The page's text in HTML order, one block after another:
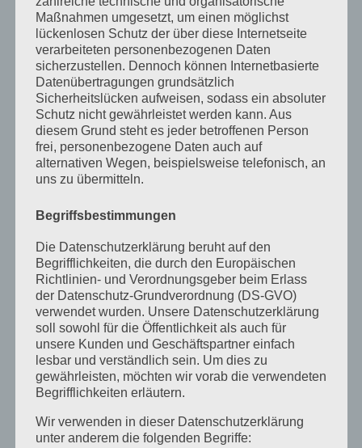
Juli 2023
Juni 2023
Mai 2023
April 2023
März 2023
Februar 2023
Oktober 2022
September 2022
August 2022
Juli 2022
April 2022
Januar 2022
Maßnahmen umgesetzt, um einen möglichst
lückenlosen Schutz der über diese Internetseite
verarbeiteten personenbezogenen Daten
sicherzustellen. Dennoch können Internetbasierte
Datenübertragungen grundsätzlich
Sicherheitslücken aufweisen, sodass ein absoluter
Schutz nicht gewährleistet werden kann. Aus
diesem Grund steht es jeder betroffenen Person
frei, personenbezogene Daten auch auf
alternativen Wegen, beispielsweise telefonisch, an
uns zu übermitteln.
Begriffsbestimmungen
Die Datenschutzerklärung beruht auf den
Begrifflichkeiten, die durch den Europäischen
Richtlinien- und Verordnungsgeber beim Erlass
der Datenschutz-Grundverordnung (DS-GVO)
verwendet wurden. Unsere Datenschutzerklärung
soll sowohl für die Öffentlichkeit als auch für
unsere Kunden und Geschäftspartner einfach
lesbar und verständlich sein. Um dies zu
gewährleisten, möchten wir vorab die verwendeten
Begrifflichkeiten erläutern.
Wir verwenden in dieser Datenschutzerklärung
unter anderem die folgenden Begriffe: